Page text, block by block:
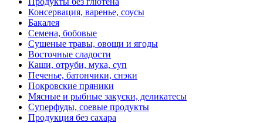
Консервация, варенье, соусы
Бакалея
Семена, бобовые
Сушеные травы, овощи и ягоды
Восточные сладости
Каши, отруби, мука, суп
Печенье, батончики, снэки
Покровские пряники
Мясные и рыбные закуски, деликатесы
Суперфуды, соевые продукты
Продукция без сахара